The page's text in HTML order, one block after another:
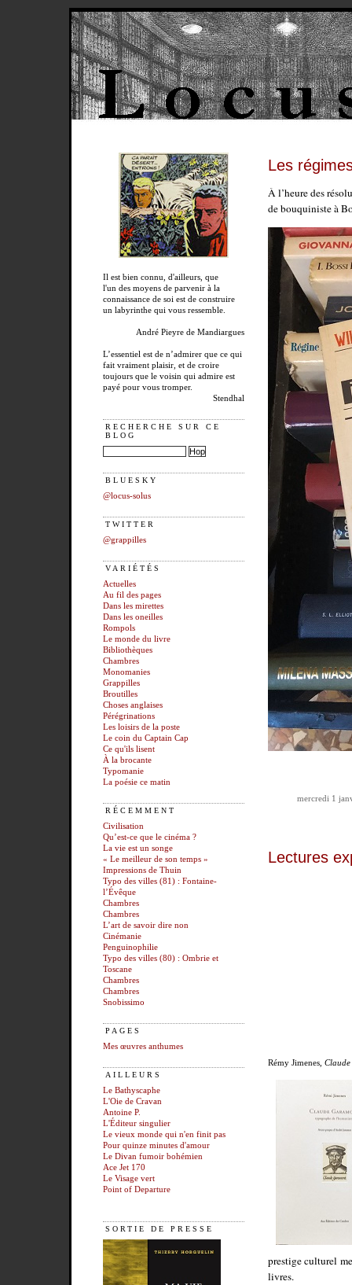
Il est bien connu, d'ailleurs, que
l'un des moyens de parvenir à la
connaissance de soi est de construire
un labyrinthe qui vous ressemble.
André Pieyre de Mandiargues
L’essentiel est de n’admirer que ce qui
fait vraiment plaisir, et de croire
toujours que le voisin qui admire est
payé pour vous tromper.
Stendhal
RECHERCHE SUR CE
BLOG
BLUESKY
@locus-solus
TWITTER
@grappilles
VARIÉTÉS
Actuelles
Au fil des pages
Dans les mirettes
Dans les oneilles
Rompols
Le monde du livre
Bibliothèques
Chambres
Monomanies
Grappilles
Broutilles
Choses anglaises
Pérégrinations
Les loisirs de la poste
Le coin du Captain Cap
Ce qu'ils lisent
À la brocante
Typomanie
La poésie ce matin
RÉCEMMENT
Civilisation
Qu’est-ce que le cinéma ?
La vie est un songe
« Le meilleur de son temps »
Impressions de Thuin
Typo des villes (81) : Fontaine-
l’Évêque
Chambres
Chambres
L’art de savoir dire non
Cinémanie
Penguinophilie
Typo des villes (80) : Ombrie et
Toscane
Chambres
Chambres
Snobissimo
PAGES
Mes œuvres anthumes
AILLEURS
Le Bathyscaphe
L'Oie de Cravan
Antoine P.
L'Éditeur singulier
Le vieux monde qui n'en finit pas
Pour quinze minutes d'amour
Le Divan fumoir bohémien
Ace Jet 170
Le Visage vert
Point of Departure
SORTIE DE PRESSE
Les
À l’heure des
de bouquiniste à
mercredi 1
Lectures
Rémy Jimenes, Claude
prestige culturel
livres.